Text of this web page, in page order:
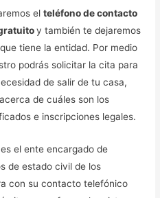
elteléfono de contacto
y también te dejaremos
que tiene la entidad. Por medio
podrás solicitar la cita para
de salir de tu casa,
de cuáles son los
e inscripciones legales.
es el ente encargado de
de estado civil de los
con su contacto telefónico